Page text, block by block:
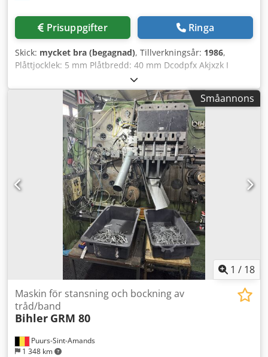
Prisuppgifter Ringa
Skick: mycket bra (begagnad), Tillverkningsår: 1986,
Plåttjocklek: 5 mm Plåtbredd: 40 mm Dcodpfx Akjxzk I
Småannons
1 / 18
Puurs-Sint-Amands
1 348 km
Maskin för stansning och bockning av
tråd/band
Bihler GRM 80